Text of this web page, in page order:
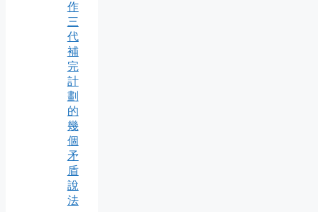
作
三
代
補
完
計
劃
的
幾
個
矛
盾
說
法